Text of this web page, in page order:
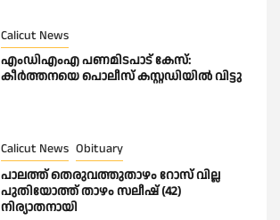
Calicut News
എംഡിഎംഎ പണമിടപാട് കേസ്:
കീർത്തനയെ പൊലീസ് കസ്റ്റഡിയിൽ വിട്ടു
Calicut News Obituary
പാലത്ത് തെരുവത്തുതാഴം റോസ് വില്ല
പുതിയോത്ത് താഴം സലീഷ് (42)
നിര്യാതനായി